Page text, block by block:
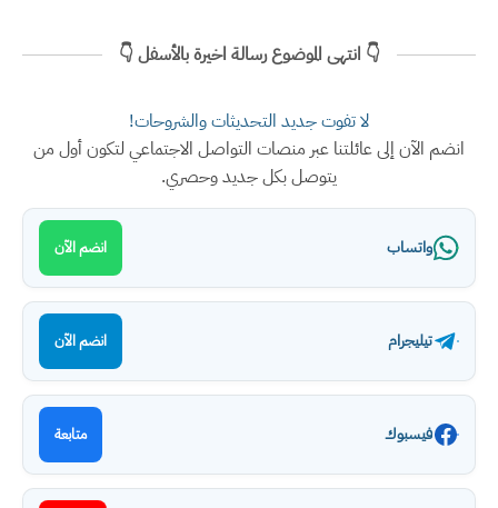
👇 انتهى الموضوع رسالة اخيرة بالأسفل 👇
لا تفوت جديد التحديثات والشروحات!
انضم الآن إلى عائلتنا عبر منصات التواصل الاجتماعي لتكون أول من
يتوصل بكل جديد وحصري.
واتساب انضم الآن
تيليجرام انضم الآن
فيسبوك متابعة